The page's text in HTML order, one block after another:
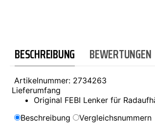
BESCHREIBUNG BEWERTUNGEN
Artikelnummer: 2734263
Lieferumfang
Original FEBI Lenker für
Beschreibung
Vergleichsnummern